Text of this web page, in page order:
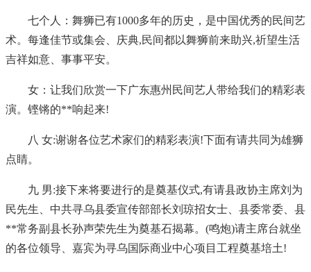
七个人：舞狮已有1000多年的历史，是中国优秀的民间艺
术。每逢佳节或集会、庆典,民间都以舞狮前来助兴,祈望生活
吉祥如意、事事平安。
女：让我们欣赏一下广东惠州民间艺人带给我们的精彩表
演。铿锵的**响起来!
八 女:谢谢各位艺术家们的精彩表演!下面有请共同为雄狮
点睛。
九 男:接下来将要进行的是奠基仪式,有请县政协主席刘为
民先生、中共寻乌县委宣传部部长刘琼招女士、县委常委、县
**常务副县长孙声荣先生为奠基石揭幕。(鸣炮)请主席台就坐
的各位领导、嘉宾为寻乌国际商业中心项目工程奠基培土!